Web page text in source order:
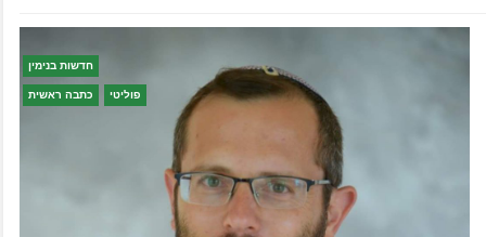
חדשות בנימין
כתבה ראשית פוליטי